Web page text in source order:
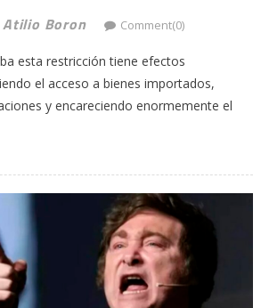
Atilio Boron Comment(0)
esta restricción tiene efectos
el acceso a bienes importados,
y encareciendo enormemente el